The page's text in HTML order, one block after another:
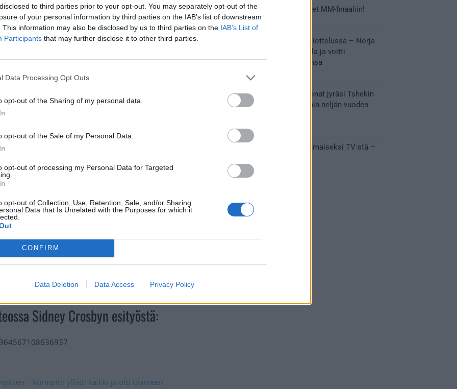
to third parties prior to your opt-out. You may separately opt-out of the
of your personal information by third parties on the IAB’s list of downstream
This information may also be disclosed by us to third parties on the IAB’s List of
Participants that may further disclose it to other third parties.
Data Processing Opt Outs
opt-out of the Sharing of my personal data.
opt-out of the Sale of my Personal Data.
opt-out of processing my Personal Data for Targeted
opt-out of Collection, Use, Retention, Sale, and/or Sharing
Data that Is Unrelated with the Purposes for which it
CONFIRM
Data Deletion Data Access Privacy Policy
katsomonkin puolella istunut Puljujärvi kiitti
vieraili Colorado Avalanchen luona.
riveissä.
Mainos:
nyt vasta 13:ssa ottelussa. Hänen tuore
voimassa vielä ensi kauden 2024-25 loppuun
Sidney Crosbyn esityöstä:
– kurinpito yllätti kaikki ja otti tilanteen
Tässä Leijonien kentälliset MM-finaaliin!
31.05.2026 18:37
Huikeaa draamaa pronssiottelussa – Norja
kaatoi Kanadan jatkoajalla ja voitti
ensimmäisen MM-mitalinsa
31.05.2026 18:25
Vakuuttava esitys – Leijonat jyräsi Tshekin
nurin ja eteni mitalipeleihin neljän vuoden
28.05.2026 19:11
Suomi – Tshekki näkyy ilmaiseksi TV:stä –
28.05.2026 15:09